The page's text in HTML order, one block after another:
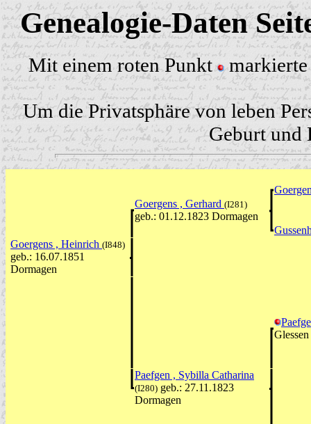
Genealogie-Daten
Mit einem roten Punkt markierte
Um die Privatsphäre von leben
Geburt und
Goergens , Gerhard (I281)
geb.: 01.12.1823 Dormagen
Goergens , Heinrich (I848)
geb.: 16.07.1851
Dormagen
Paefgen , Sybilla Catharina
(I280) geb.: 27.11.1823
Dormagen